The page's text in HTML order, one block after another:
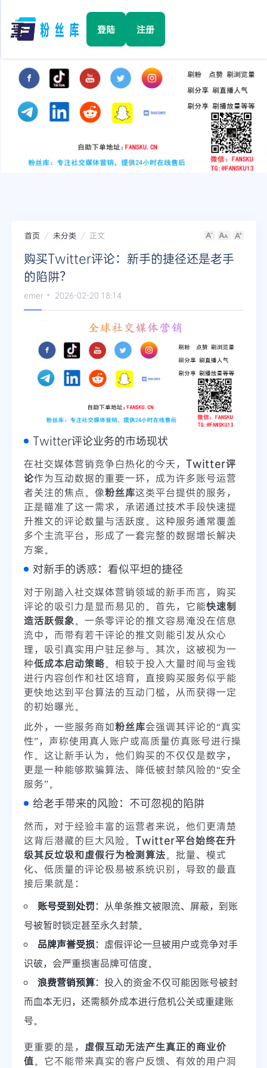
☰ 登陆 注册
Facebook
TikTok
YouTube
Twitter
首页 未分类 正文
购买Twitter评论：新手的捷径还是老手
的陷阱？
emer 2026-02-20 18:14
Twitter评论业务的市场现状
在社交媒体营销竞争白热化的今天， Twitter评
论作为互动数据的重要一环，成为许多账号运营
者关注的焦点。像粉丝库这类平台提供的服务，
正是瞄准了这一需求，承诺通过技术手段快速提
升推文的评论数量与活跃度。这种服务通常覆盖
多个主流平台，形成了一套完整的数据增长解决
方案。
对新手的诱惑：看似平坦的捷径
对于刚踏入社交媒体营销领域的新手而言，购买
评论的吸引力是显而易见的。首先，它能快速制
造活跃假象 。一条零评论的推文容易淹没在信息
流中，而带有若干评论的推文则能引发从众心
理，吸引真实用户驻足参与。其次，这被视为一
种低成本启动策略。相较于投入大量时间与金钱
进行内容创作和社区培育，直接购买服务似乎能
更快地达到平台算法的互动门槛，从而获得一定
的初始曝光。
此外，一些服务商如粉丝库会强调其评论的“真实
性”，声称使用真人账户或高质量仿真账号进行操
作。这让新手认为，他们购买的不仅仅是数字，
更是一种能够欺骗算法、降低被封禁风险的“安全
服务”。
给老手带来的风险：不可忽视的陷阱
然而，对于经验丰富的运营者来说，他们更清楚
这背后潜藏的巨大风险。 Twitter平台始终在升
级其反垃圾和虚假行为检测算法。批量、模式
化、低质量的评论极易被系统识别，导致的最直
接后果就是：
账号受到处罚：从单条推文被限流、屏蔽，到账
号被暂时锁定甚至永久封禁。
品牌声誉受损：虚假评论一旦被用户或竞争对手
识破，会严重损害品牌可信度。
浪费营销预算：投入的资金不仅可能因账号被封
而血本无归，还需额外成本进行危机公关或重建账
号。
更重要的是， 虚假互动无法产生真正的商业价
值。它不能带来真实的客户反馈、有效的用户洞